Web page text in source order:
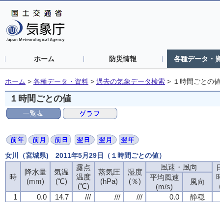
ホーム 防災情報 各種データ・
ホーム > 各種データ・資料 > 過去の気象データ検索 > １時間ごとの
１時間ごとの値
女川（宮城県) 2011年5月29日（１時間ごとの値）
時
降水量
(mm)
気温
(℃)
露点
温度
(℃)
蒸気圧
(hPa)
湿度
(％)
風速・風向
平均風速
(m/s)
風向
1
0.0 14.7 /// /// /// 0.0
静穏